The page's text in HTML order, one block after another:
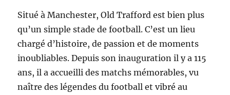
Situé à Manchester, Old Trafford est bien plus
qu’un simple stade de football. C’est un lieu
chargé d’histoire, de passion et de moments
inoubliables. Depuis son inauguration il y a 115
ans, il a accueilli des matchs mémorables, vu
naître des légendes du football et vibré au